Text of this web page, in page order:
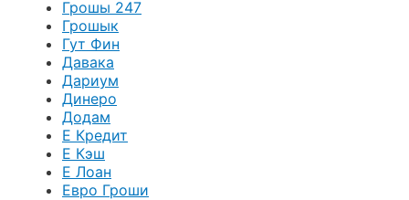
Грошы 247
Грошык
Гут Фин
Давака
Дариум
Динеро
Додам
Е Кредит
Е Кэш
Е Лоан
Евро Гроши